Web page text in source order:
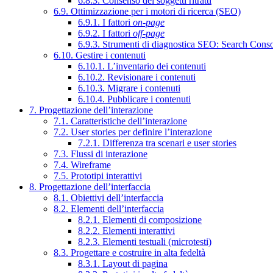
6.9. Ottimizzazione per i motori di ricerca (SEO)
6.9.1. I fattori on-page
6.9.2. I fattori off-page
6.9.3. Strumenti di diagnostica SEO: Search
6.10. Gestire i contenuti
6.10.1. L’inventario dei contenuti
6.10.2. Revisionare i contenuti
6.10.3. Migrare i contenuti
6.10.4. Pubblicare i contenuti
7. Progettazione dell’interazione
7.1. Caratteristiche dell’interazione
7.2. User stories per definire l’interazione
7.2.1. Differenza tra scenari e user stories
7.3. Flussi di interazione
7.4. Wireframe
7.5. Prototipi interattivi
8. Progettazione dell’interfaccia
8.1. Obiettivi dell’interfaccia
8.2. Elementi dell’interfaccia
8.2.1. Elementi di composizione
8.2.2. Elementi interattivi
8.2.3. Elementi testuali (microtesti)
8.3. Progettare e costruire in alta fedeltà
8.3.1. Layout di pagina